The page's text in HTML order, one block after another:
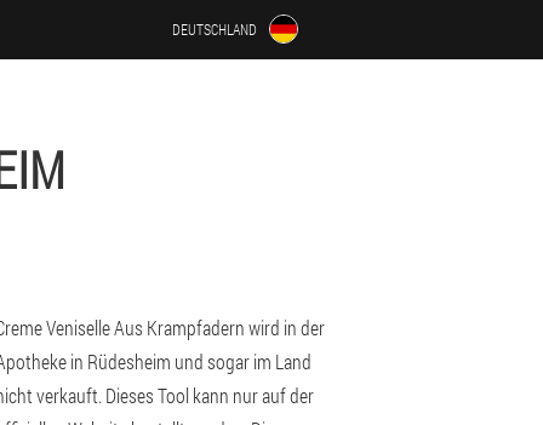
DEUTSCHLAND
Veniselle Aus Krampfadern wird in der
in Rüdesheim und sogar im Land
verkauft. Dieses Tool kann nur auf der